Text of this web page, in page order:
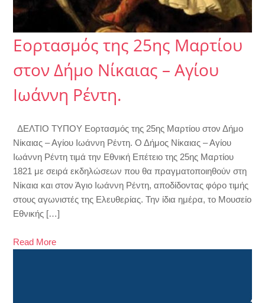
Εορτασμός της 25ης Μαρτίου
στον Δήμο Νίκαιας – Αγίου
Ιωάννη Ρέντη.
ΔΕΛΤΙΟ ΤΥΠΟΥ Εορτασμός της 25ης Μαρτίου στον Δήμο
Νίκαιας – Αγίου Ιωάννη Ρέντη. Ο Δήμος Νίκαιας – Αγίου
Ιωάννη Ρέντη τιμά την Εθνική Επέτειο της 25ης Μαρτίου
1821 με σειρά εκδηλώσεων που θα πραγματοποιηθούν στη
Νίκαια και στον Άγιο Ιωάννη Ρέντη, αποδίδοντας φόρο τιμής
στους αγωνιστές της Ελευθερίας. Την ίδια ημέρα, το Μουσείο
Εθνικής […]
Read More